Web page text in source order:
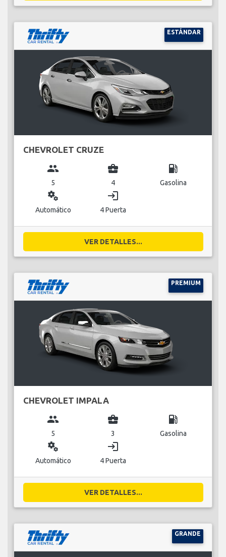
ESTÁNDAR
CHEVROLET CRUZE
group
5
business_center
4
local_gas_station
Gasolina
miscellaneous_services
Automático
login
4 Puerta
VER DETALLES...
PREMIUM
CHEVROLET IMPALA
group
5
business_center
3
local_gas_station
Gasolina
miscellaneous_services
Automático
login
4 Puerta
VER DETALLES...
GRANDE